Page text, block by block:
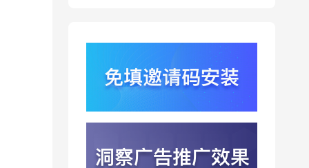
行云科技算力订单超154
亿？底座产能扩张激活
AI应用多终端流转新周
2026-08-04
苹果带摄像头的 AirPods
爆硬件分发与全渠道归
因升级
2026-08-03